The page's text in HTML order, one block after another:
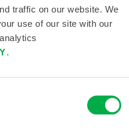
traffic on our website. We
use of our site with our
料